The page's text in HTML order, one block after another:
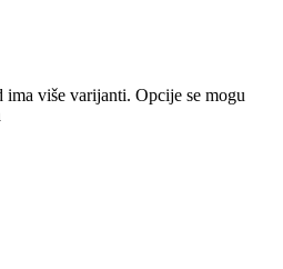
više varijanti. Opcije se mogu